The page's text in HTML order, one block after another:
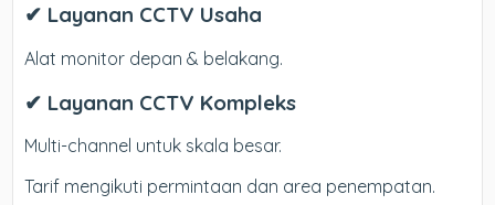
✔ Layanan CCTV Usaha
Alat monitor depan & belakang.
✔ Layanan CCTV Kompleks
Multi-channel untuk skala besar.
Tarif mengikuti permintaan dan area penempatan.